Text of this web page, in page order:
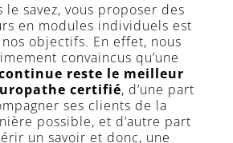
le savez, vous proposer des
en modules individuels est
objectifs. En effet, nous
convaincus qu’une
reste le meilleur
certifié, d’une part
ses clients de la
possible, et d’autre part
un savoir et donc, une